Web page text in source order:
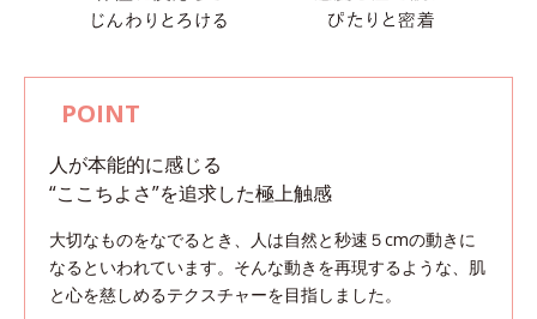
人が本能的に感じる
“ここちよさ”を追求した極上触感
大切なものをなでるとき、人は自然と秒速５cmの動きに
なるといわれています。 そんな動きを再現するような、肌
と心を慈しめるテクスチャーを目指しました。